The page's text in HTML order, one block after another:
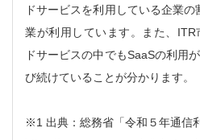
ドサービスを利用している企業
業が利用しています。また、
ドサービスの中でもSaaSの利用
び続けていることが分かります。
※1 出典：総務省「令和５年通信